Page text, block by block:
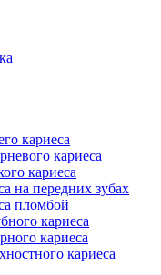
кариеса
кариеса
кариеса
на передних зубах
пломбой
кариеса
кариеса
кариеса